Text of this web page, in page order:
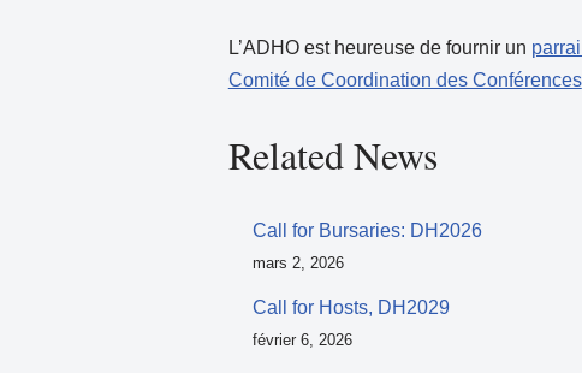
L’ADHO est heureuse de fournir un
Comité de Coordination des Conférences
Related News
Call for Bursaries: DH2026
mars 2, 2026
Call for Hosts, DH2029
février 6, 2026